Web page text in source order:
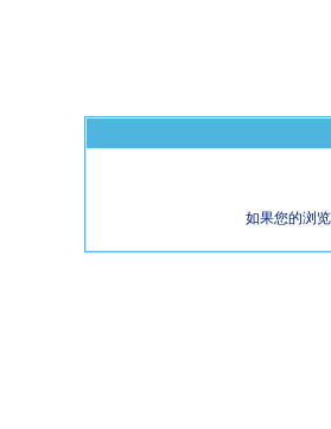
如果您的浏